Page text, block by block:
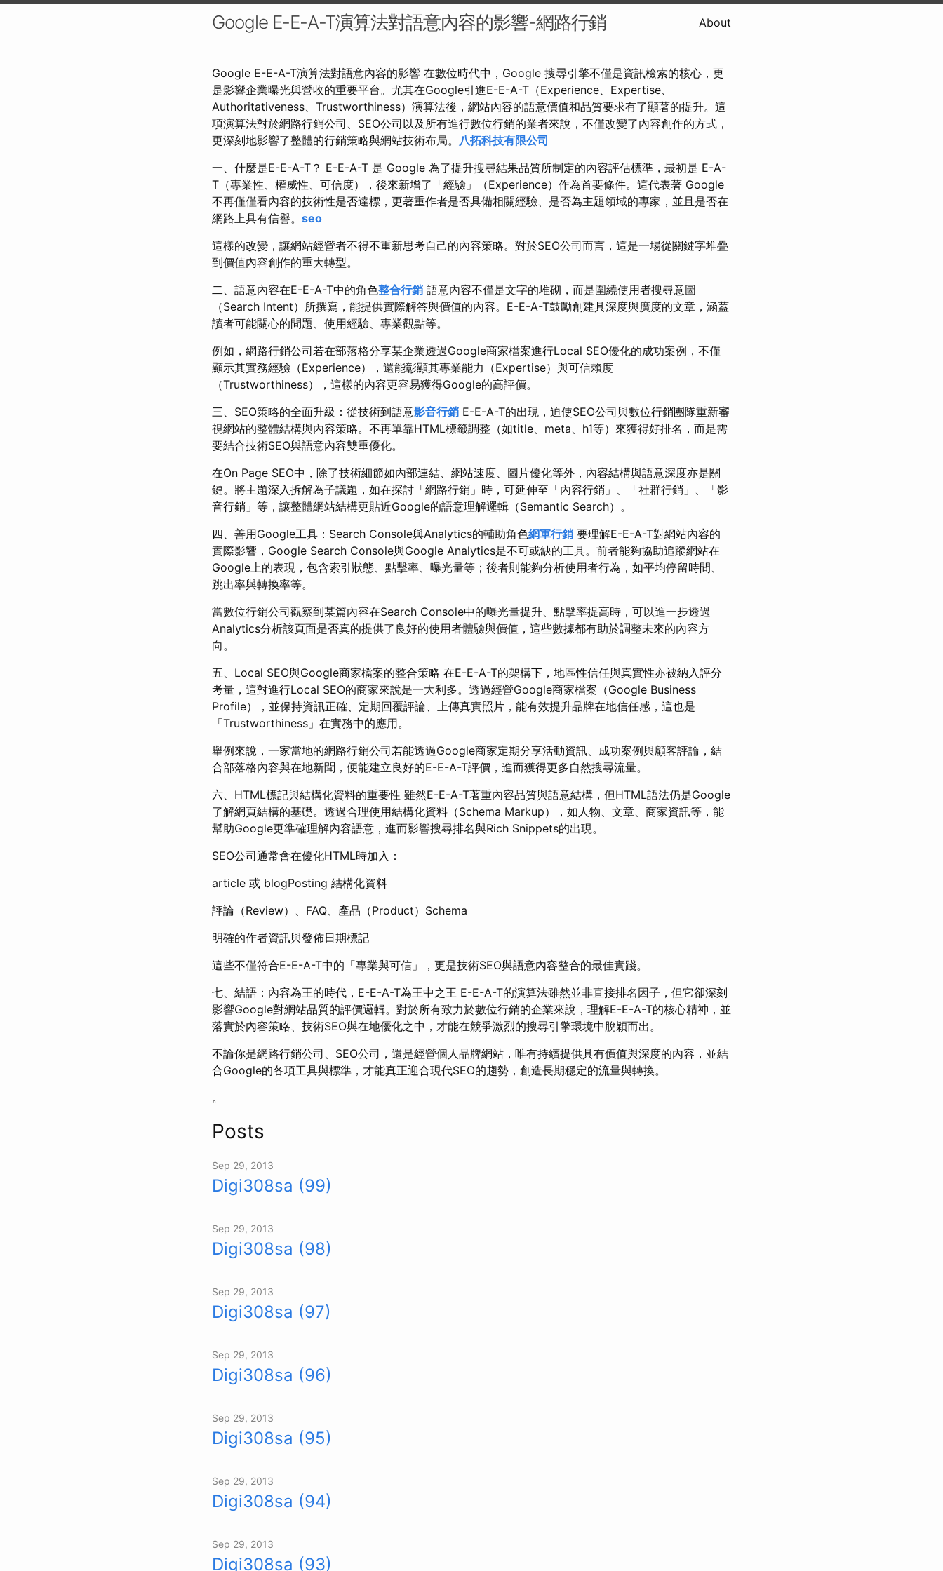
Google E-E-A-T演算法對語意內容的影響-網路行銷 About
Google E-E-A-T演算法對語意內容的影響 在數位時代中，Google 搜尋引擎不僅是資訊檢索的核心，更
是影響企業曝光與營收的重要平台。尤其在Google引進E-E-A-T（Experience、Expertise、
Authoritativeness、Trustworthiness）演算法後，網站內容的語意價值和品質要求有了顯著的提升。這
項演算法對於網路行銷公司、SEO公司以及所有進行數位行銷的業者來說，不僅改變了內容創作的方式，
更深刻地影響了整體的行銷策略與網站技術布局。 八拓科技有限公司
一、什麼是E-E-A-T？ E-E-A-T 是 Google 為了提升搜尋結果品質所制定的內容評估標準，最初是 E-A-
T（專業性、權威性、可信度），後來新增了「經驗」（Experience）作為首要條件。這代表著 Google
不再僅僅看內容的技術性是否達標，更著重作者是否具備相關經驗、是否為主題領域的專家，並且是否在
網路上具有信譽。 seo
這樣的改變，讓網站經營者不得不重新思考自己的內容策略。對於SEO公司而言，這是一場從關鍵字堆疊
到價值內容創作的重大轉型。
二、語意內容在E-E-A-T中的角色整合行銷 語意內容不僅是文字的堆砌，而是圍繞使用者搜尋意圖
（Search Intent）所撰寫，能提供實際解答與價值的內容。E-E-A-T鼓勵創建具深度與廣度的文章，涵蓋
讀者可能關心的問題、使用經驗、專業觀點等。
例如，網路行銷公司若在部落格分享某企業透過Google商家檔案進行Local SEO優化的成功案例，不僅
顯示其實務經驗（Experience），還能彰顯其專業能力（Expertise）與可信賴度
（Trustworthiness），這樣的內容更容易獲得Google的高評價。
三、SEO策略的全面升級：從技術到語意影音行銷 E-E-A-T的出現，迫使SEO公司與數位行銷團隊重新審
視網站的整體結構與內容策略。不再單靠HTML標籤調整（如title、meta、h1等）來獲得好排名，而是需
要結合技術SEO與語意內容雙重優化。
在On Page SEO中，除了技術細節如內部連結、網站速度、圖片優化等外，內容結構與語意深度亦是關
鍵。將主題深入拆解為子議題，如在探討「網路行銷」時，可延伸至「內容行銷」、「社群行銷」、「影
音行銷」等，讓整體網站結構更貼近Google的語意理解邏輯（Semantic Search）。
四、善用Google工具：Search Console與Analytics的輔助角色網軍行銷 要理解E-E-A-T對網站內容的
實際影響，Google Search Console與Google Analytics是不可或缺的工具。前者能夠協助追蹤網站在
Google上的表現，包含索引狀態、點擊率、曝光量等；後者則能夠分析使用者行為，如平均停留時間、
跳出率與轉換率等。
當數位行銷公司觀察到某篇內容在Search Console中的曝光量提升、點擊率提高時，可以進一步透過
Analytics分析該頁面是否真的提供了良好的使用者體驗與價值，這些數據都有助於調整未來的內容方
向。
五、Local SEO與Google商家檔案的整合策略 在E-E-A-T的架構下，地區性信任與真實性亦被納入評分
考量，這對進行Local SEO的商家來說是一大利多。透過經營Google商家檔案（Google Business
Profile），並保持資訊正確、定期回覆評論、上傳真實照片，能有效提升品牌在地信任感，這也是
「Trustworthiness」在實務中的應用。
舉例來說，一家當地的網路行銷公司若能透過Google商家定期分享活動資訊、成功案例與顧客評論，結
合部落格內容與在地新聞，便能建立良好的E-E-A-T評價，進而獲得更多自然搜尋流量。
六、HTML標記與結構化資料的重要性 雖然E-E-A-T著重內容品質與語意結構，但HTML語法仍是Google
了解網頁結構的基礎。透過合理使用結構化資料（Schema Markup），如人物、文章、商家資訊等，能
幫助Google更準確理解內容語意，進而影響搜尋排名與Rich Snippets的出現。
SEO公司通常會在優化HTML時加入：
article 或 blogPosting 結構化資料
評論（Review）、FAQ、產品（Product）Schema
明確的作者資訊與發佈日期標記
這些不僅符合E-E-A-T中的「專業與可信」，更是技術SEO與語意內容整合的最佳實踐。
七、結語：內容為王的時代，E-E-A-T為王中之王 E-E-A-T的演算法雖然並非直接排名因子，但它卻深刻
影響Google對網站品質的評價邏輯。對於所有致力於數位行銷的企業來說，理解E-E-A-T的核心精神，並
落實於內容策略、技術SEO與在地優化之中，才能在競爭激烈的搜尋引擎環境中脫穎而出。
不論你是網路行銷公司、SEO公司，還是經營個人品牌網站，唯有持續提供具有價值與深度的內容，並結
合Google的各項工具與標準，才能真正迎合現代SEO的趨勢，創造長期穩定的流量與轉換。
。
Posts
Sep 29, 2013
Digi308sa (99)
Sep 29, 2013
Digi308sa (98)
Sep 29, 2013
Digi308sa (97)
Sep 29, 2013
Digi308sa (96)
Sep 29, 2013
Digi308sa (95)
Sep 29, 2013
Digi308sa (94)
Sep 29, 2013
Digi308sa (93)